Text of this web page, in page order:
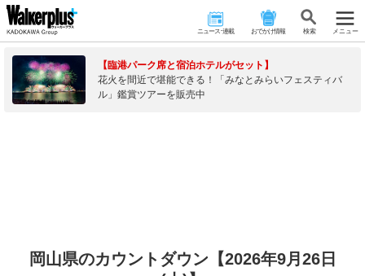
ニュース･連載 おでかけ情報 検 索 メニュー
【臨港パーク席と宿泊ホテルがセット】
花火を間近で堪能できる！「みなとみらいフェスティバ
ル」鑑賞ツアーを販売中
岡山県のカウントダウン【2026年9月26日